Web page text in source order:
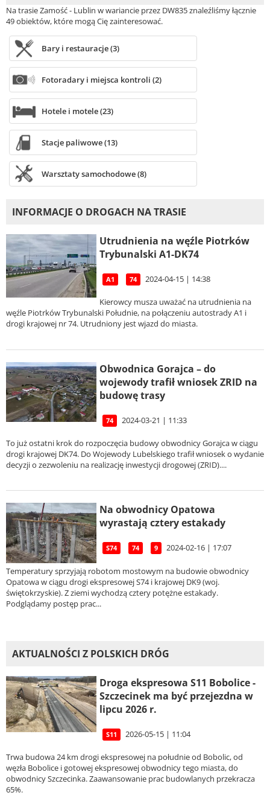
Na trasie Zamość - Lublin w wariancie przez DW835 znaleźliśmy łącznie
49 obiektów, które mogą Cię zainteresować.
Bary i restauracje (3)
Fotoradary i miejsca kontroli (2)
Hotele i motele (23)
Stacje paliwowe (13)
Warsztaty samochodowe (8)
INFORMACJE O DROGACH NA TRASIE
Utrudnienia na węźle Piotrków
Trybunalski A1-DK74
A1 74 2024-04-15 | 14:38
Kierowcy musza uważać na utrudnienia na
węźle Piotrków Trybunalski Południe, na połączeniu autostrady A1 i
drogi krajowej nr 74. Utrudniony jest wjazd do miasta.
Obwodnica Gorajca – do
wojewody trafił wniosek ZRID na
budowę trasy
74 2024-03-21 | 11:33
To już ostatni krok do rozpoczęcia budowy obwodnicy Gorajca w ciągu
drogi krajowej DK74. Do Wojewody Lubelskiego trafił wniosek o wydanie
decyzji o zezwoleniu na realizację inwestycji drogowej (ZRID)....
Na obwodnicy Opatowa
wyrastają cztery estakady
S74 74 9 2024-02-16 | 17:07
Temperatury sprzyjają robotom mostowym na budowie obwodnicy
Opatowa w ciągu drogi ekspresowej S74 i krajowej DK9 (woj.
świętokrzyskie). Z ziemi wychodzą cztery potężne estakady.
Podglądamy postęp prac...
AKTUALNOŚCI Z POLSKICH DRÓG
Droga ekspresowa S11 Bobolice -
Szczecinek ma być przejezdna w
lipcu 2026 r.
S11 2026-05-15 | 11:04
Trwa budowa 24 km drogi ekspresowej na południe od Bobolic, od
węzła Bobolice i gotowej ekspresowej obwodnicy tego miasta, do
obwodnicy Szczecinka. Zaawansowanie prac budowlanych przekracza
65%.